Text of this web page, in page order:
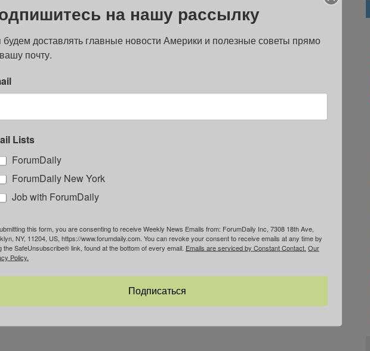
на нашу рассылку
доставлять главные новости Америки и полезные советы прямо
почту.
Lists
ForumDaily
ForumDaily New York
Job with ForumDaily
this form, you are consenting to receive Weekly News Emails from: ForumDaily Inc, 7308 18th Ave,
NY, 11204, US, https://www.forumdaily.com. You can revoke your consent to receive emails at any time by
the SafeUnsubscribe® link, found at the bottom of every email. Emails are serviced by Constant Contact. Our
Policy.
Подписаться